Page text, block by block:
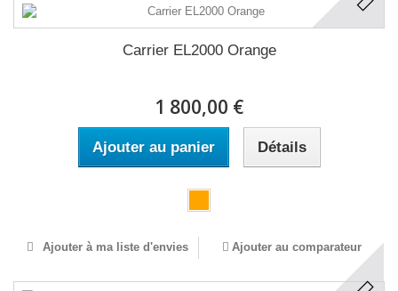
Carrier EL2000 Orange
1 800,00 €
Ajouter au panier Détails
Ajouter à ma liste d'envies Ajouter au comparateur